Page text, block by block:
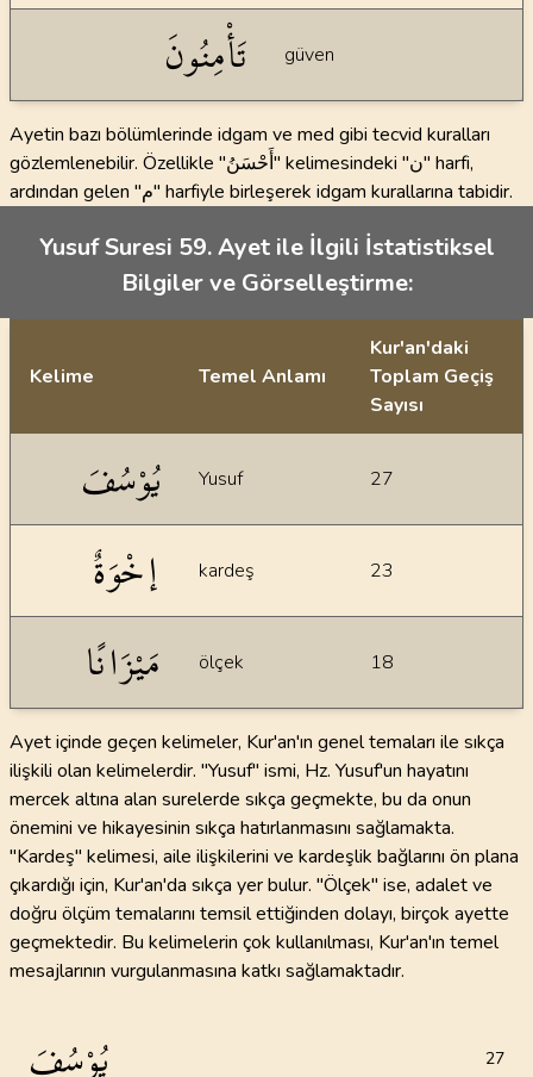
تَأْمِنُونَ güven
Ayetin bazı bölümlerinde idgam ve med gibi tecvid kuralları
gözlemlenebilir. Özellikle "أَحْسَنُ" kelimesindeki "ن" harfi,
ardından gelen "م" harfiyle birleşerek idgam kurallarına tabidir.
Yusuf Suresi 59. Ayet ile İlgili İstatistiksel
Bilgiler ve Görselleştirme:
Kelime Temel Anlamı
Kur'an'daki
Toplam Geçiş
Sayısı
يُوْسُفَ Yusuf 27
إخْوَةٌ kardeş 23
مَيْزَانًا ölçek 18
Ayet içinde geçen kelimeler, Kur'an'ın genel temaları ile sıkça
ilişkili olan kelimelerdir. "Yusuf" ismi, Hz. Yusuf'un hayatını
mercek altına alan surelerde sıkça geçmekte, bu da onun
önemini ve hikayesinin sıkça hatırlanmasını sağlamakta.
"Kardeş" kelimesi, aile ilişkilerini ve kardeşlik bağlarını ön plana
çıkardığı için, Kur'an'da sıkça yer bulur. "Ölçek" ise, adalet ve
doğru ölçüm temalarını temsil ettiğinden dolayı, birçok ayette
geçmektedir. Bu kelimelerin çok kullanılması, Kur'an'ın temel
mesajlarının vurgulanmasına katkı sağlamaktadır.
يُوْسُفَ 27